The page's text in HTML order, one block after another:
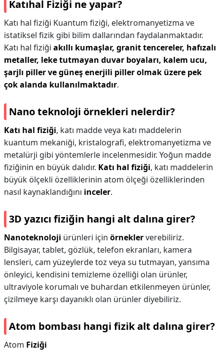
Katıhal Fiziği ne yapar?
Katı hal fiziği Kuantum fiziği, elektromanyetizma ve
istatiksel fizik gibi bilim dallarından faydalanmaktadır.
Katı hal fiziği akıllı kumaşlar, granit tencereler, hafızalı
metaller, leke tutmayan duvar boyaları, kalem ucu,
şarjlı piller ve güneş enerjili piller olmak üzere pek
çok alanda kullanılmaktadır.
Nano teknoloji örnekleri nelerdir?
Katı hal fiziği, katı madde veya katı maddelerin
kuantum mekaniği, kristalografi, elektromanyetizma ve
metalürji gibi yöntemlerle incelenmesidir. Yoğun madde
fiziğinin en büyük dalıdır. Katı hal fiziği, katı maddelerin
büyük ölçekli özelliklerinin atom ölçeği özelliklerinden
nasıl kaynaklandığını inceler.
3D yazıcı fiziğin hangi alt dalına girer?
Nanoteknoloji ürünleri için örneklerverebiliriz.
Bilgisayar, tablet, gözlük, telefon ekranları, kamera
lensleri, cam yüzeylerde toz veya su tutmayan, yansıma
önleyici, kendisini temizleme özelliği olan ürünler,
ultraviyole korumalı ve buhardan etkilenmeyen ürünler,
çizilmeye karşı dayanıklı olan ürünler diyebiliriz.
Atom bombası hangi fizik alt dalına girer?
Atom Fiziği